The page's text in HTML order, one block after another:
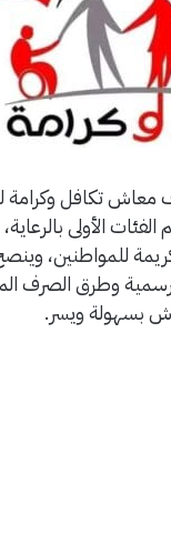
الأولى
كريمة للمواطنين،
وطرق الصرف
بسهولة ويسر.